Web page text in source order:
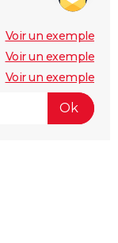
Voir un exemple
Voir un exemple
Voir un exemple